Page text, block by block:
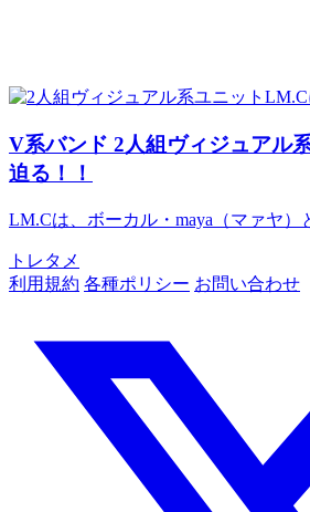
V系バンド 2人組ヴィジュアル
迫る！！
LM.Cは、ボーカル・maya（マァヤ）
トレタメ
利用規約 各種ポリシー お問い合わせ